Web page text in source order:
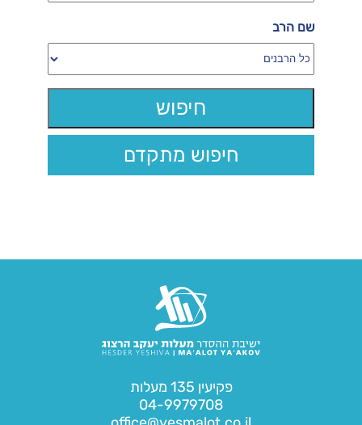
שם הרב
חיפוש מתקדם
פקיעין 135 מעלות
04-9979708